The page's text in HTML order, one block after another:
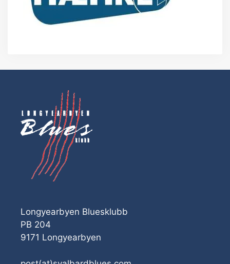
Longyearbyen Bluesklubb
PB 204
9171 Longyearbyen